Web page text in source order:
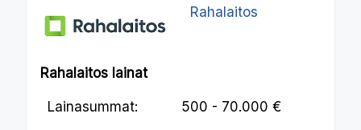
Rahalaitos
Rahalaitos lainat
Lainasummat: 500 - 70.000 €